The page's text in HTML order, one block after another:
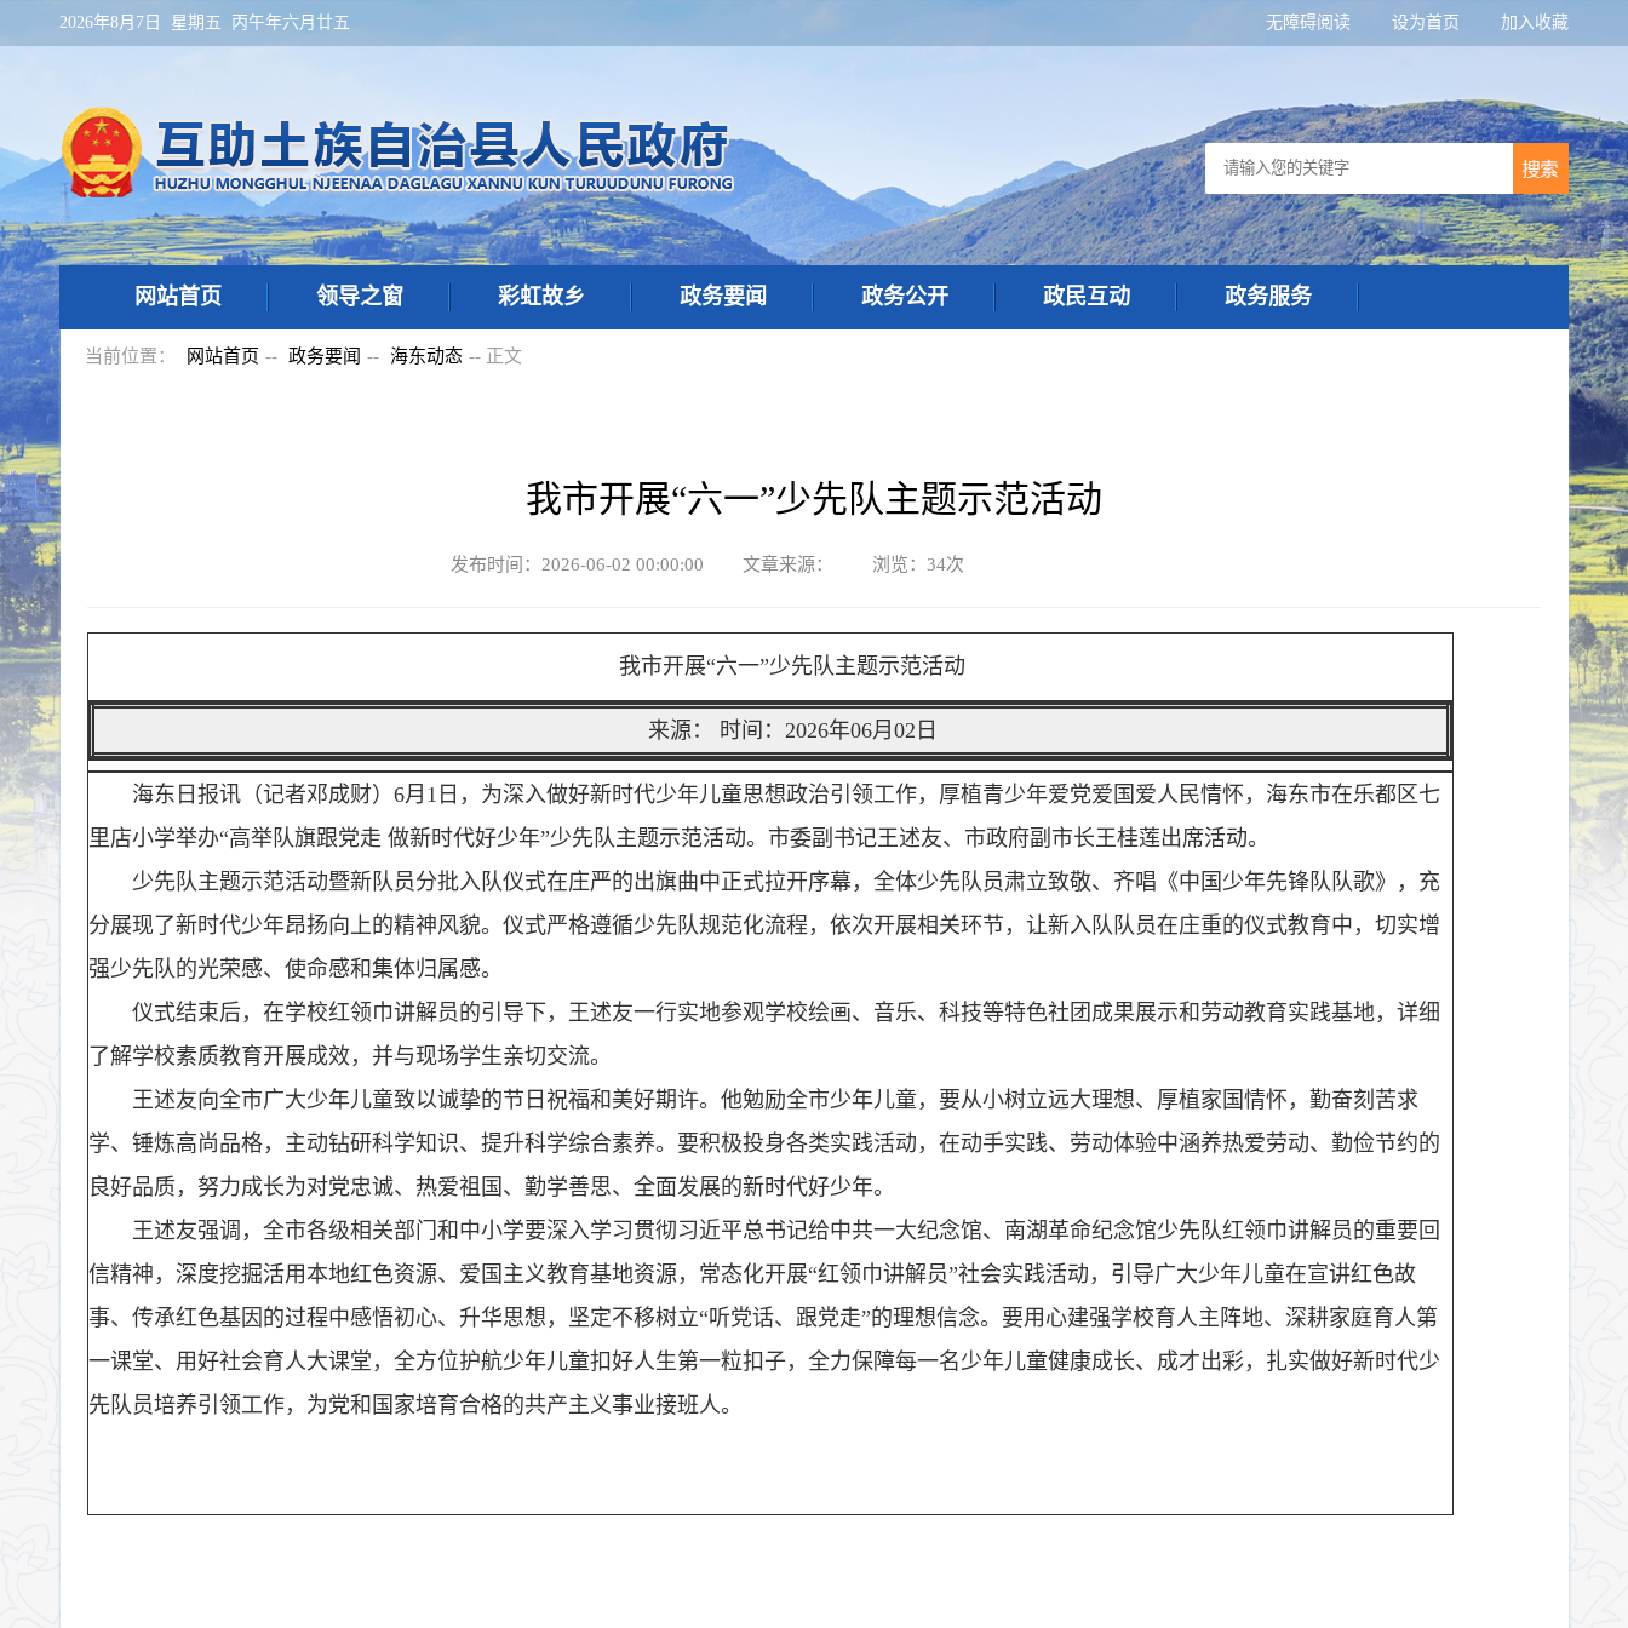
2026年8月7日 星期五 丙午年六月廿五 无障碍阅读 设为首页 加入收藏
网站首页 领导之窗 彩虹故乡 政务要闻 政务公开 政民互动 政务服务
当前位置： 网站首页 -- 政务要闻 -- 海东动态 -- 正文
我市开展“六一”少先队主题示范活动
发布时间：2026-06-02 00:00:00 文章来源： 浏览： 34次
我市开展“六一”少先队主题示范活动
来源： 时间：2026年06月02日
海东日报讯（记者邓成财）6月1日，为深入做好新时代少年儿童思想政治引领工作，厚植青少年爱党爱国爱人民情怀，海东市在乐都区七
里店小学举办“高举队旗跟党走 做新时代好少年”少先队主题示范活动。市委副书记王述友、市政府副市长王桂莲出席活动。
少先队主题示范活动暨新队员分批入队仪式在庄严的出旗曲中正式拉开序幕，全体少先队员肃立致敬、齐唱《中国少年先锋队队歌》，充
分展现了新时代少年昂扬向上的精神风貌。仪式严格遵循少先队规范化流程，依次开展相关环节，让新入队队员在庄重的仪式教育中，切实增
强少先队的光荣感、使命感和集体归属感。
仪式结束后，在学校红领巾讲解员的引导下，王述友一行实地参观学校绘画、音乐、科技等特色社团成果展示和劳动教育实践基地，详细
了解学校素质教育开展成效，并与现场学生亲切交流。
王述友向全市广大少年儿童致以诚挚的节日祝福和美好期许。他勉励全市少年儿童，要从小树立远大理想、厚植家国情怀，勤奋刻苦求
学、锤炼高尚品格，主动钻研科学知识、提升科学综合素养。要积极投身各类实践活动，在动手实践、劳动体验中涵养热爱劳动、勤俭节约的
良好品质，努力成长为对党忠诚、热爱祖国、勤学善思、全面发展的新时代好少年。
王述友强调，全市各级相关部门和中小学要深入学习贯彻习近平总书记给中共一大纪念馆、南湖革命纪念馆少先队红领巾讲解员的重要回
信精神，深度挖掘活用本地红色资源、爱国主义教育基地资源，常态化开展“红领巾讲解员”社会实践活动，引导广大少年儿童在宣讲红色故
事、传承红色基因的过程中感悟初心、升华思想，坚定不移树立“听党话、跟党走”的理想信念。要用心建强学校育人主阵地、深耕家庭育人第
一课堂、用好社会育人大课堂，全方位护航少年儿童扣好人生第一粒扣子，全力保障每一名少年儿童健康成长、成才出彩，扎实做好新时代少
先队员培养引领工作，为党和国家培育合格的共产主义事业接班人。